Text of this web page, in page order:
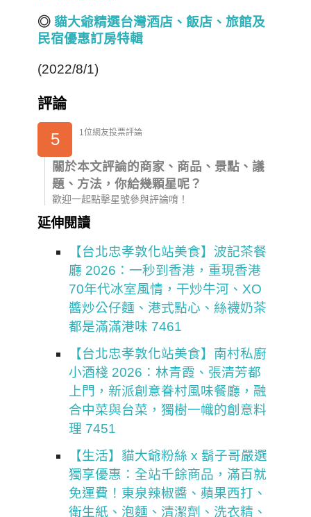
◎ 貓大爺精選台灣酒店 、飯店、旅館及
民宿優惠訂房特輯
(2022/8/1)
評論
5 1位網友投票評論
關於本文評論的商家、商品、景點、議
題、方法，你給幾顆星呢？
歡迎一起點擊星號參與評論唷！
延伸閱讀
【台北忠孝敦化站美食】波記茶餐
廳 2026：一秒到香港，重現香港
70年代冰室風情，干炒牛河、XO
醬炒公仔麵、港式點心、絲襪奶茶
都是滿滿港味 7461
【台北忠孝敦化站美食】南村私廚
小酒棧 2026：林青霞、張清芳都
上門，新派創意眷村風味餐廳，融
合中菜與台菜，獨樹一幟的創意料
理 7451
【生活】貓大爺粉絲 x 鬍子哥嚴選
獨享優惠：全站千餘商品，滿百就
免運費！東泉辣椒醬、蘋果西打、
衛生紙、泡麵、清潔劑、洗衣精、